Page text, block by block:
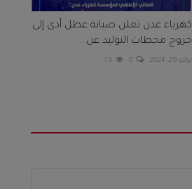
كهرباء عدن تعلن صيانة عطل أدى إلى
خروج محطات التوليد عن...
يوليو 29, 2024 0
73